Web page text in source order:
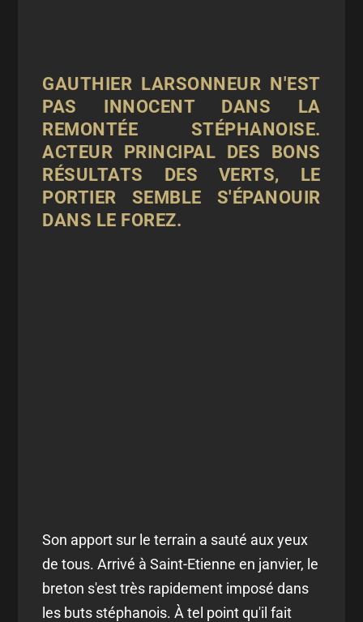
GAUTHIER LARSONNEUR N'EST
PAS INNOCENT DANS LA
REMONTÉE STÉPHANOISE.
ACTEUR PRINCIPAL DES BONS
RÉSULTATS DES VERTS, LE
PORTIER SEMBLE S'ÉPANOUIR
DANS LE FOREZ.
Son apport sur le terrain a sauté aux yeux
de tous. Arrivé à Saint-Etienne en janvier, le
breton s'est très rapidement imposé dans
les buts stéphanois. À tel point qu'il fait